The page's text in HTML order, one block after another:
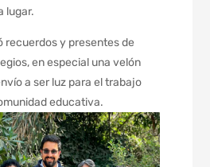
lugar.
recuerdos y presentes de
en especial una velón
a ser luz para el trabajo
educativa.